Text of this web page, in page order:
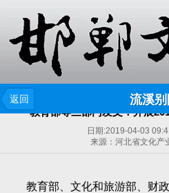
返回 流溪
教育部等三部门发文：开展
日期:2019-04-03
来源：河北省文化产
教育部、文化和旅游部、财